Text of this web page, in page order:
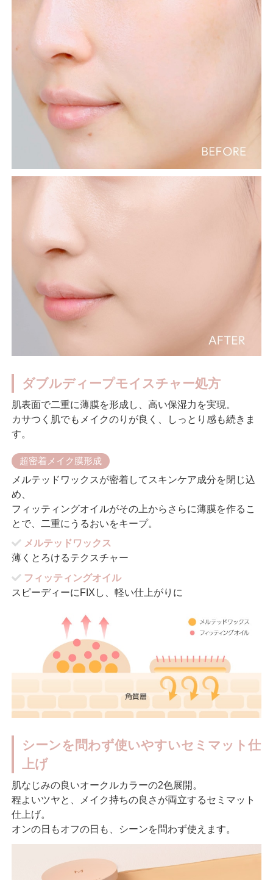
ダブルディープモイスチャー処方
肌表面で二重に薄膜を形成し、高い保湿力を実現。
カサつく肌でもメイクのりが良く、しっとり感も続きま
す。
超密着メイク膜形成
メルテッドワックスが密着してスキンケア成分を閉じ込
め、
フィッティングオイルがその上からさらに薄膜を作るこ
とで、二重にうるおいをキープ。
メルテッドワックス
薄くとろけるテクスチャー
フィッティングオイル
スピーディーにFIXし、軽い仕上がりに
シーンを問わず使いやすいセミマット仕
上げ
肌なじみの良いオークルカラーの2色展開。
程よいツヤと、メイク持ちの良さが両立するセミマット
仕上げ。
オンの日もオフの日も、シーンを問わず使えます。